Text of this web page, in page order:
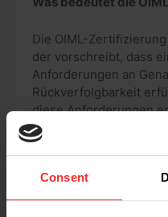
Consent
Die OIML-
der vorschreibt, dass
Anforderungen an
Rückverfolgbarkeit
diese Anforderungen
Transaktionen
Gewicht die Grundlage
Verifizierungen
Wägesysteme können